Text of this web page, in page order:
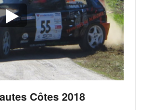
Côtes 2018